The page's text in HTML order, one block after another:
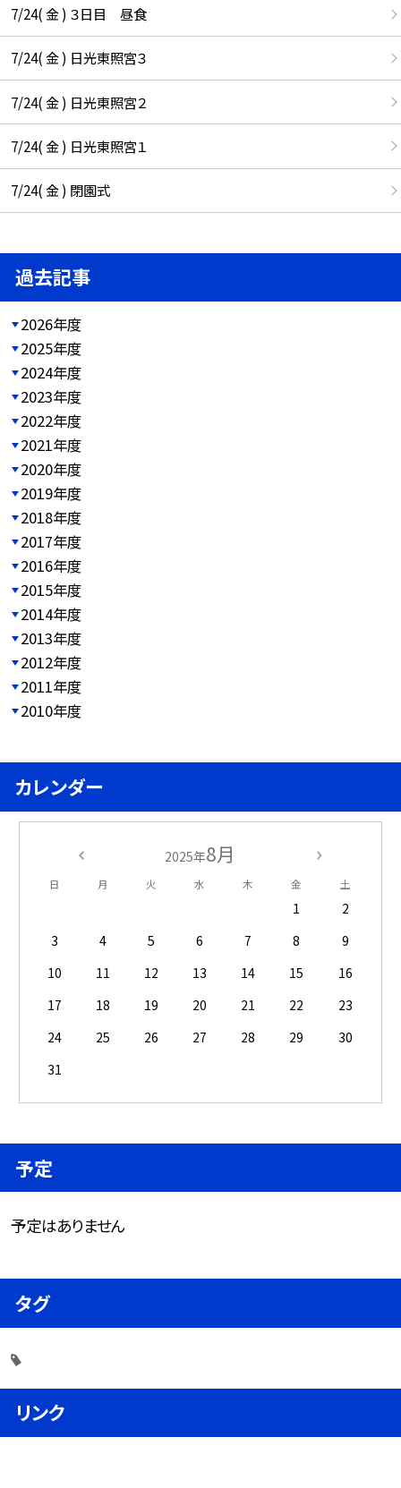
7/24( 金 ) ３日目 昼食
7/24( 金 ) 日光東照宮３
7/24( 金 ) 日光東照宮２
7/24( 金 ) 日光東照宮１
7/24( 金 ) 閉園式
過去記事
2026年度
2025年度
2024年度
2023年度
2022年度
2021年度
2020年度
2019年度
2018年度
2017年度
2016年度
2015年度
2014年度
2013年度
2012年度
2011年度
2010年度
カレンダー
2025年8月
日 月 火 水 木 金 土
1
2
3
4 5 6 7 8
9
10
11 12 13 14 15
16
17
18 19 20 21 22
23
24
25 26 27 28 29
30
31
予定
予定はありません
タグ
リンク